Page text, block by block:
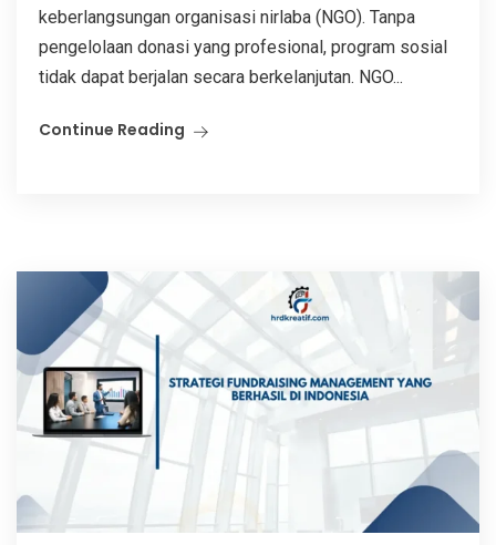
keberlangsungan organisasi nirlaba (NGO). Tanpa
pengelolaan donasi yang profesional, program sosial
tidak dapat berjalan secara berkelanjutan. NGO...
Continue Reading